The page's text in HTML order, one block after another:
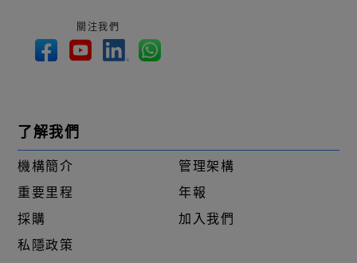
關注我們
了解我們
機構簡介
管理架構
重要里程
年報
採購
加入我們
私隱政策